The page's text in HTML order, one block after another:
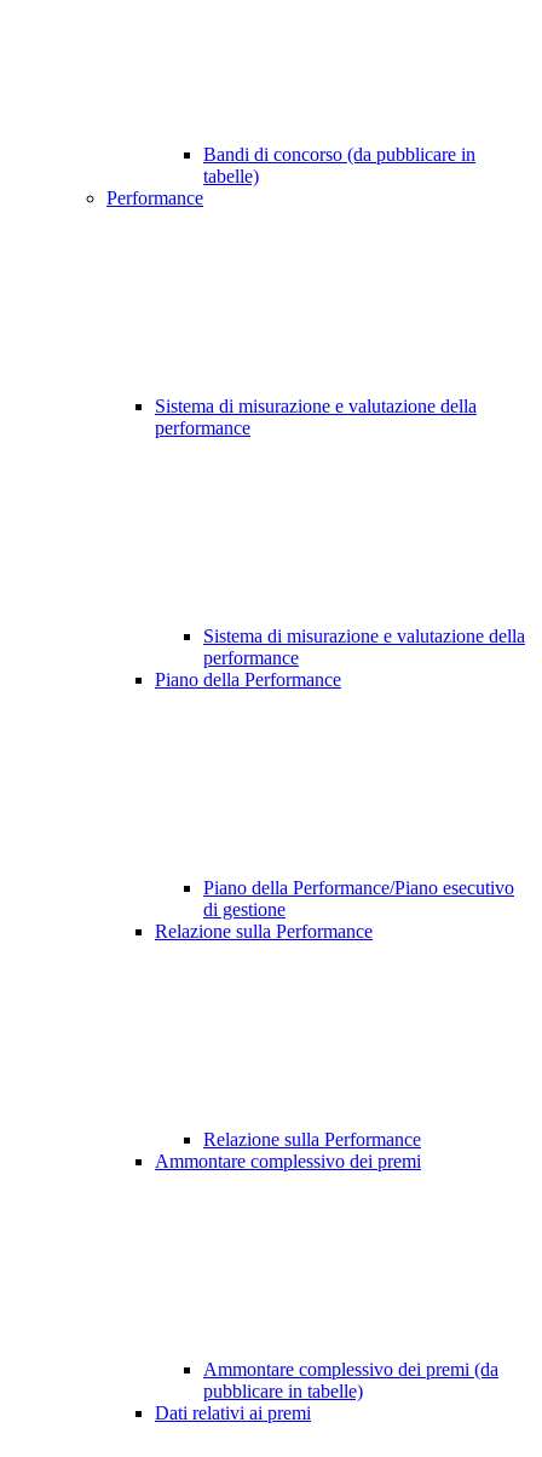
Bandi di concorso (da pubblicare in
tabelle)
Performance
Sistema di misurazione e valutazione della
performance
Sistema di misurazione e valutazione della
performance
Piano della Performance
Piano della Performance/Piano esecutivo
di gestione
Relazione sulla Performance
Relazione sulla Performance
Ammontare complessivo dei premi
Ammontare complessivo dei premi (da
pubblicare in tabelle)
Dati relativi ai premi